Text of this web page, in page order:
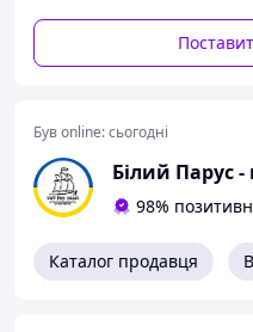
Був online:сьогодні
98%
Каталог продавця